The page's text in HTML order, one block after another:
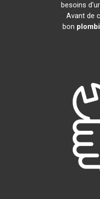
besoins
Avant de
bon